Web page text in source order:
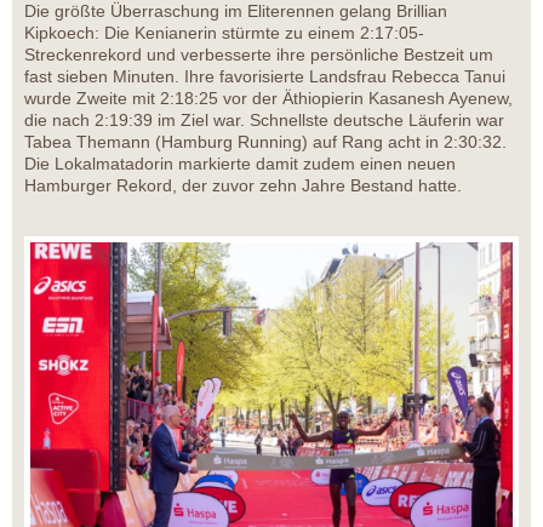
Die größte Überraschung im Eliterennen gelang Brillian
Kipkoech: Die Kenianerin stürmte zu einem 2:17:05-
Streckenrekord und verbesserte ihre persönliche Bestzeit um
fast sieben Minuten. Ihre favorisierte Landsfrau Rebecca Tanui
wurde Zweite mit 2:18:25 vor der Äthiopierin Kasanesh Ayenew,
die nach 2:19:39 im Ziel war. Schnellste deutsche Läuferin war
Tabea Themann (Hamburg Running) auf Rang acht in 2:30:32.
Die Lokalmatadorin markierte damit zudem einen neuen
Hamburger Rekord, der zuvor zehn Jahre Bestand hatte.